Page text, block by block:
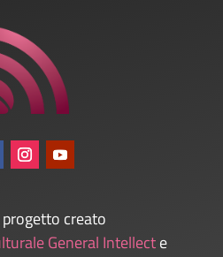
creato
General Intellecte